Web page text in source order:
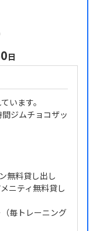
日
います。
ジムチョコザッ
無料貸し出し
ニティ無料貸し
毎トレーニング